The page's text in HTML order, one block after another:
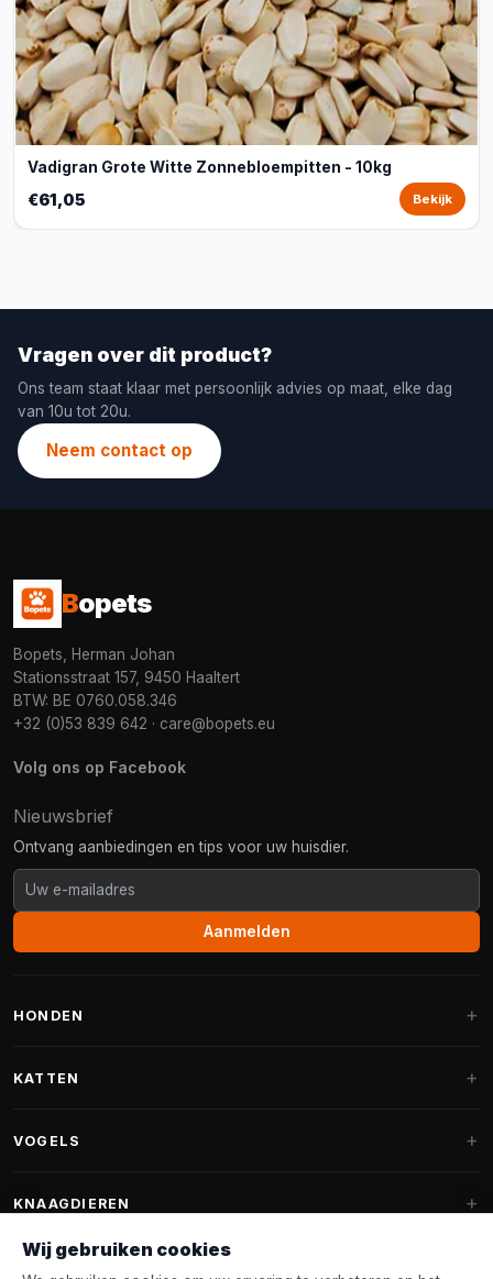
Vadigran Grote Witte Zonnebloempitten - 10kg
€61,05 Bekijk
Vragen over dit product?
Ons team staat klaar met persoonlijk advies op maat, elke dag
van 10u tot 20u.
Neem contact op
Bopets
Bopets, Herman Johan
Stationsstraat 157, 9450 Haaltert
BTW: BE 0760.058.346
+32 (0)53 839 642 · care@bopets.eu
Volg ons op Facebook
Nieuwsbrief
Ontvang aanbiedingen en tips voor uw huisdier.
Aanmelden
HONDEN
Fantail hondenmanden
KATTEN
Krabpalen voor Maine Coon
Krabpaal onderdelen
VOGELS
Voederhuisjes
KNAAGDIEREN
Konijnenvoer
Wij gebruiken cookies